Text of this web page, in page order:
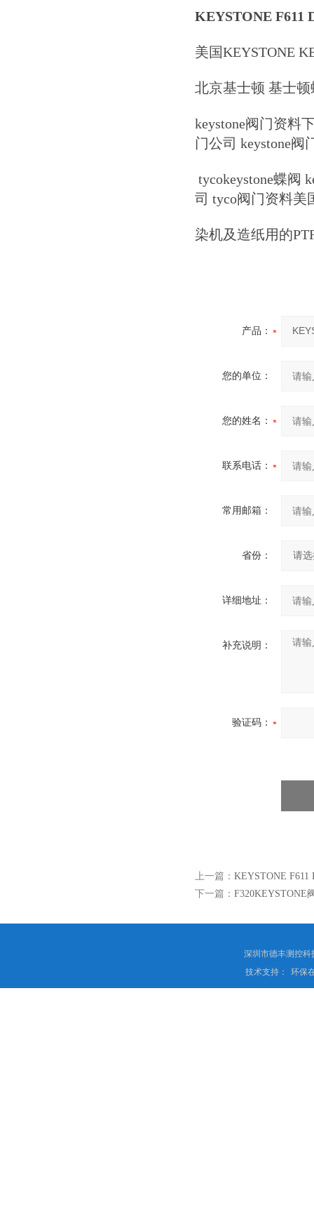
KEYSTONE F611
美国KEYSTONE
北京基士顿 基士
keystone阀门资料
门公司 keystone阀
tycokeystone蝶阀
司 tyco阀门资料
染机及造纸用的
产品：
您的单位：
您的姓名：
联系电话：
常用邮箱：
省份：
详细地址：
补充说明：
验证码：
上一篇： KEYSTONE F611
下一篇： F320KEYSTONE
深圳市德丰测控
技术支持：
环保